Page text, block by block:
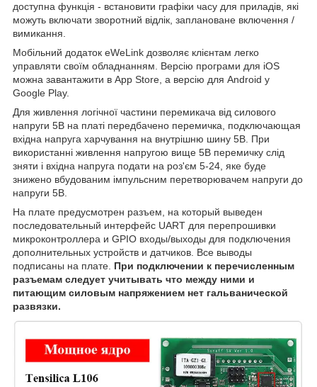
доступна функція - встановити графіки часу для приладів, які
можуть включати зворотний відлік, заплановане включення /
вимикання.
Мобільний додаток eWeLink дозволяє клієнтам легко
управляти своїм обладнанням. Версію програми для iOS
можна завантажити в App Store, а версію для Android у
Google Play.
Для живлення логічної частини перемикача від силового
напруги 5В на платі передбачено перемичка, подключающая
вхідна напруга харчування на внутрішню шину 5В. При
використанні живлення напругою вище 5В перемичку слід
зняти і вхідна напруга подати на роз'єм 5-24, яке буде
знижено вбудованим імпульсним перетворювачем напруги до
напруги 5В.
На плате предусмотрен разъем, на который выведен
последовательный интерфейс UART для перепрошивки
микроконтроллера и GPIO входы/выходы для подключения
дополнительных устройств и датчиков. Все выводы
подписаны на плате. При подключении к перечисленным
разъемам следует учитывать что между ними и
питающим силовым напряжением нет гальванической
развязки.